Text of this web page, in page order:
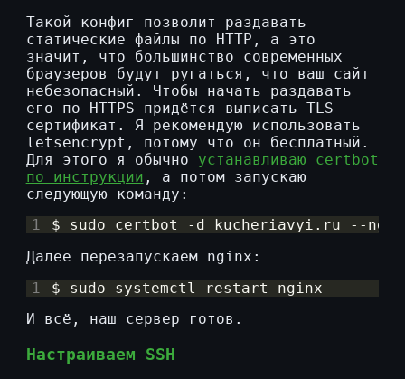
Такой конфиг позволит раздавать
статические файлы по HTTP, а это
значит, что большинство современных
браузеров будут ругаться, что ваш сайт
небезопасный. Чтобы начать раздавать
его по HTTPS придётся выписать TLS-
сертификат. Я рекомендую использовать
letsencrypt, потому что он бесплатный.
Для этого я обычно устанавливаю certbot
по инструкции , а потом запускаю
следующую команду:
1
$ sudo certbot -d kucheriavyi.ru --
Далее перезапускаем nginx:
1
$ sudo systemctl restart nginx
И всё, наш сервер готов.
Настраиваем SSH